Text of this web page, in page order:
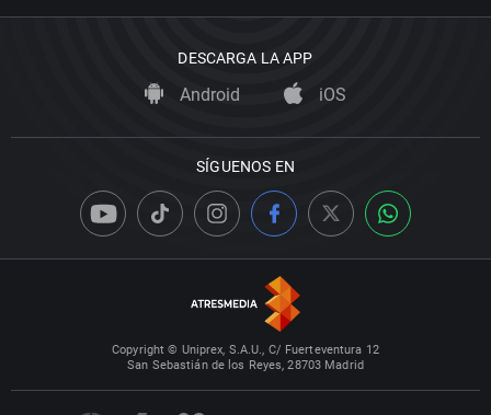
DESCARGA LA APP
Android iOS
SÍGUENOS EN
Copyright © Uniprex, S.A.U., C/ Fuerteventura 12
San Sebastián de los Reyes, 28703 Madrid